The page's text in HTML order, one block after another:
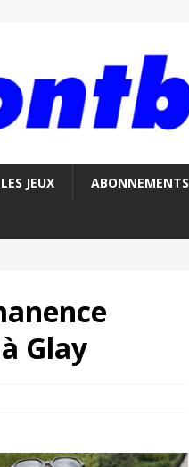
LES JEUX ABONNEMENTS
Glay